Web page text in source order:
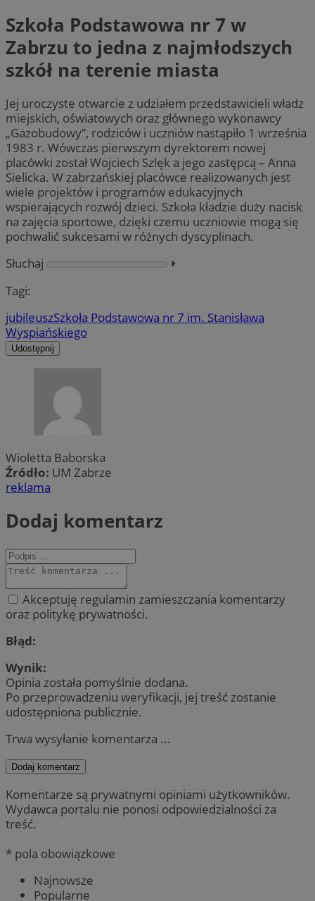
Szkoła Podstawowa nr 7 w
Zabrzu to jedna z najmłodszych
szkół na terenie miasta
Jej uroczyste otwarcie z udziałem przedstawicieli władz
miejskich, oświatowych oraz głównego wykonawcy
„Gazobudowy”, rodziców i uczniów nastąpiło 1 września
1983 r. Wówczas pierwszym dyrektorem nowej
placówki został Wojciech Szlęk a jego zastępcą – Anna
Sielicka. W zabrzańskiej placówce realizowanych jest
wiele projektów i programów edukacyjnych
wspierających rozwój dzieci. Szkoła kładzie duży nacisk
na zajęcia sportowe, dzięki czemu uczniowie mogą się
pochwalić sukcesami w różnych dyscyplinach.
Słuchaj
⏵︎
Tagi:
jubileuszSzkoła Podstawowa nr 7 im. Stanisława
Wyspiańskiego
Udostępnij
Wioletta Baborska
Źródło: UM Zabrze
reklama
Dodaj komentarz
Akceptuję regulamin zamieszczania komentarzy
oraz politykę prywatności.
Błąd:
Wynik:
Opinia została pomyślnie dodana.
Po przeprowadzeniu weryfikacji, jej treść zostanie
udostępniona publicznie.
Trwa wysyłanie komentarza ...
Dodaj komentarz
Komentarze są prywatnymi opiniami użytkowników.
Wydawca portalu nie ponosi odpowiedzialności za
treść.
* pola obowiązkowe
Najnowsze
Popularne